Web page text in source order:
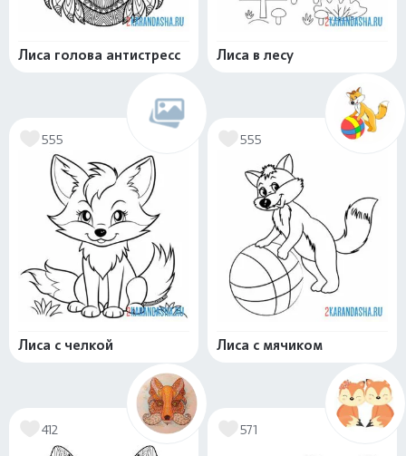
Лиса голова антистресс Лиса в лесу
555
Лиса с челкой
555
Лиса с мячиком
412 571